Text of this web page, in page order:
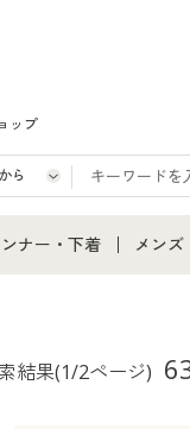
ップ
て
ョン
ナー・下着 メンズ
メン
結果(1/2ページ)